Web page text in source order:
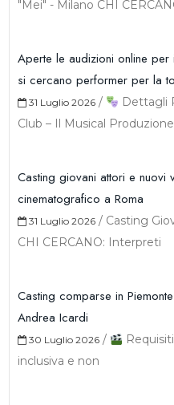
"Mei" - Milano CHI
Aperte le audizioni online
si cercano performer per la
31 Luglio 2026 /
Dettagli
Club – Il Musical
Casting giovani attori e nuovi
cinematografico a Roma
31 Luglio 2026 / Casting
CHI CERCANO: Interpreti
Casting comparse in
Andrea Icardi
30 Luglio 2026 /
inclusiva e non